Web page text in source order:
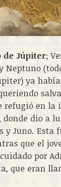
de Júpiter;
Neptuno
ya
en la
donde dio a
y Juno. Esta
que el
por
que eran